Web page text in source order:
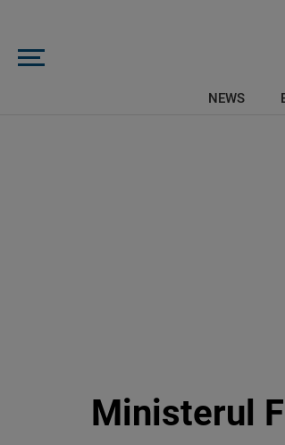
NEWS
Ministerul